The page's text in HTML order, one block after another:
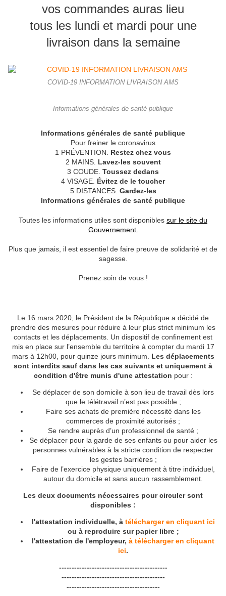
vos commandes auras lieu
tous les lundi et mardi pour une
livraison dans la semaine
COVID-19 INFORMATION LIVRAISON AMS
Informations générales de santé publique
Informations générales de santé publique
Pour freiner le coronavirus
1 PRÉVENTION. Restez chez vous
2 MAINS. Lavez-les souvent
3 COUDE. Toussez dedans
4 VISAGE. Évitez de le toucher
5 DISTANCES. Gardez-les
Informations générales de santé publique
Toutes les informations utiles sont disponibles sur le site du
Gouvernement.
Plus que jamais, il est essentiel de faire preuve de solidarité et de
sagesse.
Prenez soin de vous !
Le 16 mars 2020, le Président de la République a décidé de
prendre des mesures pour réduire à leur plus strict minimum les
contacts et les déplacements. Un dispositif de confinement est
mis en place sur l’ensemble du territoire à compter du mardi 17
mars à 12h00, pour quinze jours minimum. Les déplacements
sont interdits sauf dans les cas suivants et uniquement à
condition d'être munis d'une attestation pour :
Se déplacer de son domicile à son lieu de travail dès lors
que le télétravail n’est pas possible ;
Faire ses achats de première nécessité dans les
commerces de proximité autorisés ;
Se rendre auprès d’un professionnel de santé ;
Se déplacer pour la garde de ses enfants ou pour aider les
personnes vulnérables à la stricte condition de respecter
les gestes barrières ;
Faire de l’exercice physique uniquement à titre individuel,
autour du domicile et sans aucun rassemblement.
Les deux documents nécessaires pour circuler sont
disponibles :
l'attestation individuelle, à télécharger en cliquant ici
ou à reproduire sur papier libre ;
l'attestation de l'employeur, à télécharger en cliquant
ici.
-------------------------------------------
-----------------------------------------
-------------------------------------